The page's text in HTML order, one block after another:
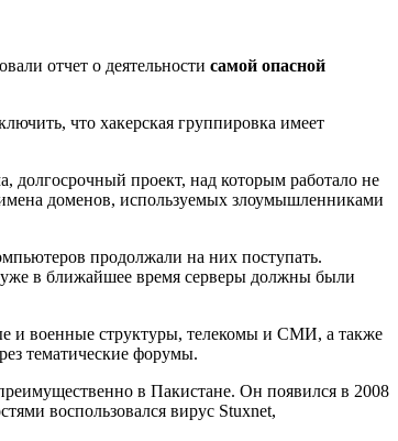
отчет о деятельности самой опасной
что хакерская группировка имеет
долгосрочный проект, над которым работало не
доменов, используемых злоумышленниками
продолжали на них поступать.
в ближайшее время серверы должны были
и военные структуры, телекомы и СМИ, а также
тематические форумы.
в Пакистане. Он появился в 2008
воспользовался вирус Stuxnet,